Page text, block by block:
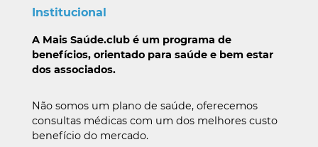
Institucional
A Mais Saúde.club é um programa de
benefícios, orientado para saúde e bem estar
dos associados.
Não somos um plano de saúde, oferecemos
consultas médicas com um dos melhores custo
benefício do mercado.